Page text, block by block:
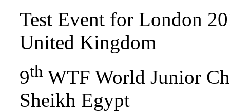
Test Event for London
United Kingdom
9th WTF World Junior
Sheikh Egypt